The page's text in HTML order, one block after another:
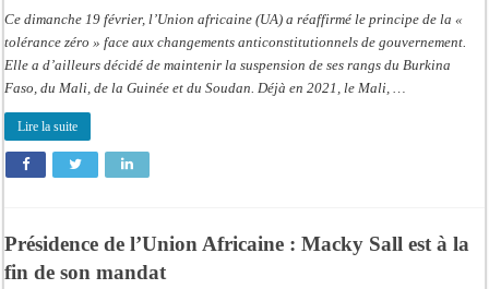
Afrique:
L’Union
Africaine
la
tolérance
Ce dimanche 19 février, l’Union africaine (UA) a réaffirmé le principe de la «
tolérance zéro » face aux changements anticonstitutionnels de gouvernement.
Elle a d’ailleurs décidé de maintenir la suspension de ses rangs du Burkina
Faso, du Mali, de la Guinée et du Soudan. Déjà en 2021, le Mali, …
Lire la suite
Présidence de l’Union Africaine : Macky Sall est à la
fin de son mandat